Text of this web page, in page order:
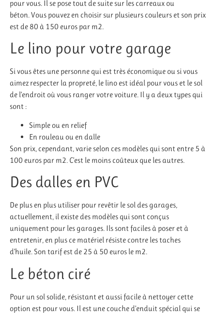
pour vous. Il se pose tout de suite sur les carreaux ou
béton.Vous pouvez en choisir sur plusieurs couleurs et son prix
est de 80 à 150 euros par m2.
Le lino pour votre garage
Si vous êtes une personne qui est très économique ou si vous
aimez respecter la propreté, le lino est idéal pour vous et le sol
de l’endroit où vous ranger votre voiture. Il y a deux types qui
sont :
Simple ou en relief
En rouleau ou en dalle
Son prix, cependant, varie selon ces modèles qui sont entre 5 à
100 euros par m2. C’est le moins coûteux que les autres.
Des dalles en PVC
De plus en plus utiliser pour revêtir le sol des garages,
actuellement, il existe des modèles qui sont conçus
uniquement pour les garages. Ils sont faciles à poser et à
entretenir, en plus ce matériel résiste contre les taches
d’huile.Son tarif est de 25 à 50 euros le m2.
Le béton ciré
Pour un sol solide, résistant et aussi facile à nettoyer cette
option est pour vous. Il est une couche d’enduit spécial qui se